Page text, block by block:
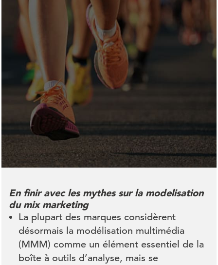
En finir avec les mythes sur la modelisation
du mix marketing
La plupart des marques considèrent
désormais la modélisation multimédia
(MMM) comme un élément essentiel de la
boîte à outils d’analyse, mais se